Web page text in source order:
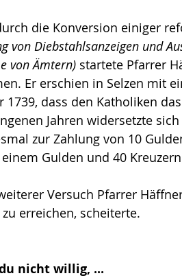
die Konversion einiger
von Diebstahlsanzeigen und
von Ämtern) startete Pfarrer
Er erschien in Selzen mit
1739, dass den Katholiken
Jahren widersetzte
zur Zahlung von 10
Gulden und 40
Versuch Pfarrer
erreichen, scheiterte.
nicht willig, ...